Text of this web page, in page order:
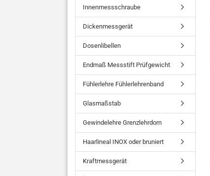
Innenmessschraube
Dickenmessgerät
Dosenlibellen
Endmaß Messstift Prüfgewicht
Fühlerlehre Fühlerlehrenband
Glasmaßstab
Gewindelehre Grenzlehrdorn
Haarlineal INOX oder bruniert
Kraftmessgerät